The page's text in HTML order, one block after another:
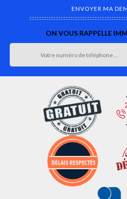
ON VOUS RAPPELLE